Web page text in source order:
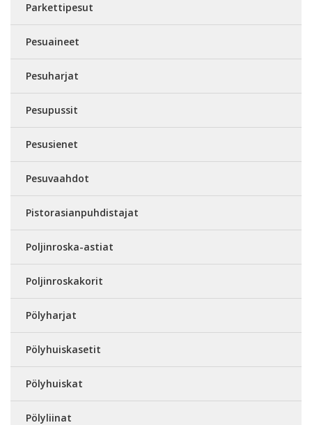
Parkettipesut
Pesuaineet
Pesuharjat
Pesupussit
Pesusienet
Pesuvaahdot
Pistorasianpuhdistajat
Poljinroska-astiat
Poljinroskakorit
Pölyharjat
Pölyhuiskasetit
Pölyhuiskat
Pölyliinat